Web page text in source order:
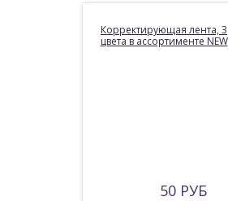
Корректирующая лента, 3
цвета в ассортименте NEW
50 РУБ